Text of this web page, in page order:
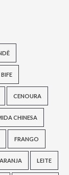
BIFE
CENOURA
CHINESA
FRANGO
LEITE